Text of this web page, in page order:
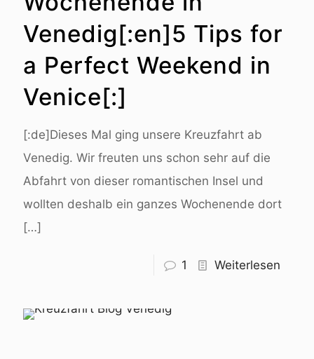
Venedig[:en]5 Tips for
a Perfect Weekend in
Venice[:]
[:de]Dieses Mal ging unsere Kreuzfahrt ab
Venedig. Wir freuten uns schon sehr auf die
Abfahrt von dieser romantischen Insel und
wollten deshalb ein ganzes Wochenende dort
[…]
1 Weiterlesen